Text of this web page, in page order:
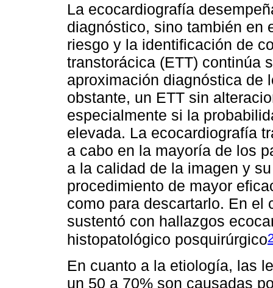
La ecocardiografía
diagnóstico, sino también en
riesgo y la identificación de
transtorácica (ETT) continúa
aproximación diagnóstica de
obstante, un ETT sin
especialmente si la
elevada. La ecocardiografía
a cabo en la mayoría de los
a la calidad de la imagen y
procedimiento de mayor
como para descartarlo. En el
sustentó con hallazgos
histopatológico posquirúrgico
En cuanto a la etiología, las
un 50 a 70% son causadas